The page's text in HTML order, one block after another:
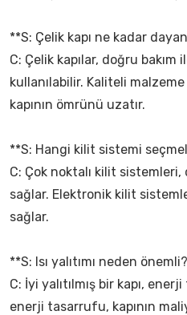
**S: Çelik kapı ne kadar
C: Çelik kapılar, doğru
kullanılabilir. Kaliteli
kapının ömrünü uzatır.
**S: Hangi kilit sistemi
C: Çok noktalı kilit
sağlar. Elektronik kilit
sağlar.
**S: Isı yalıtımı neden
C: İyi yalıtılmış bir kapı,
enerji tasarrufu, kapının